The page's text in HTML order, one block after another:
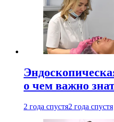
о чем важно
2 года спустя2 года спустя